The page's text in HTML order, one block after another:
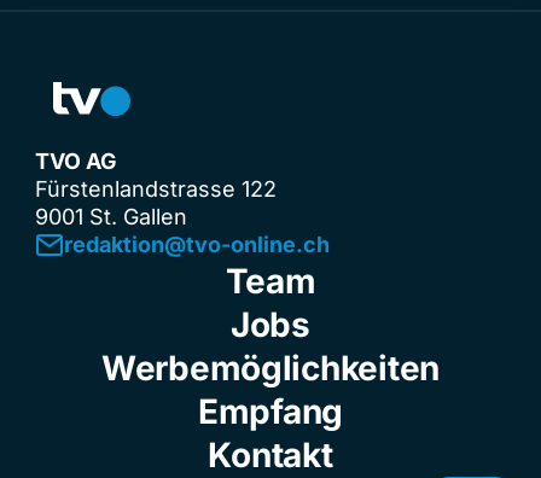
TVO AG
Fürstenlandstrasse 122
9001 St. Gallen
redaktion@tvo-online.ch
Team
Jobs
Werbemöglichkeiten
Empfang
Kontakt